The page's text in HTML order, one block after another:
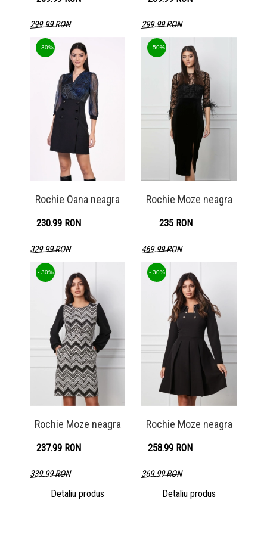
299.99 RON
Detaliu produs
299.99 RON
Detaliu produs
Rochie Oana neagra
- 30%
230.99 RON
329.99 RON
Detaliu produs
Rochie Moze neagra
- 50%
235 RON
469.99 RON
Detaliu produs
Rochie Moze neagra
- 30%
237.99 RON
339.99 RON
Detaliu produs
Rochie Moze neagra
- 30%
258.99 RON
369.99 RON
Detaliu produs